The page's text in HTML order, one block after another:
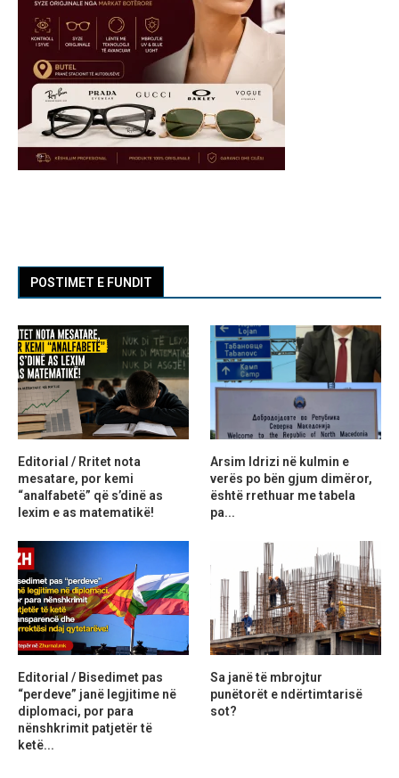
POSTIMET E FUNDIT
Editorial / Rritet nota
mesatare, por kemi
“analfabetë” që s’dinë as
lexim e as matematikë!
Arsim Idrizi në kulmin e
verës po bën gjum dimëror,
është rrethuar me tabela
pa...
Editorial / Bisedimet pas
“perdeve” janë legjitime në
diplomaci, por para
nënshkrimit patjetër të
ketë...
Sa janë të mbrojtur
punëtorët e ndërtimtarisë
sot?